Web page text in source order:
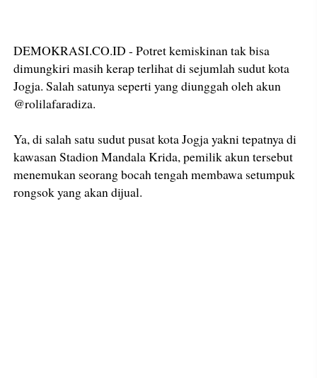
DEMOKRASI.CO.ID - Potret kemiskinan tak bisa
dimungkiri masih kerap terlihat di sejumlah sudut kota
Jogja. Salah satunya seperti yang diunggah oleh akun
@rolilafaradiza.
Ya, di salah satu sudut pusat kota Jogja yakni tepatnya di
kawasan Stadion Mandala Krida, pemilik akun tersebut
menemukan seorang bocah tengah membawa setumpuk
rongsok yang akan dijual.